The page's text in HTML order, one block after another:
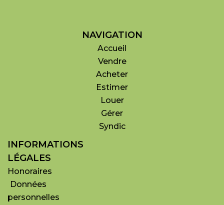
NAVIGATION
Accueil
Vendre
Acheter
Estimer
Louer
Gérer
Syndic
INFORMATIONS
LÉGALES
Honoraires
Données
personnelles